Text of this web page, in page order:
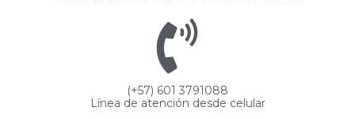
(+57) 601 3791088
Línea de atención desde celular